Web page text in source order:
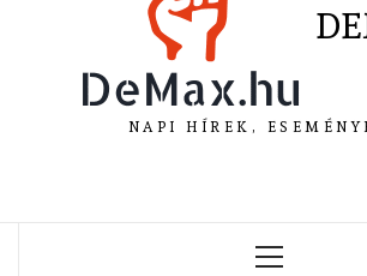
NAPI HÍREK,
Primary